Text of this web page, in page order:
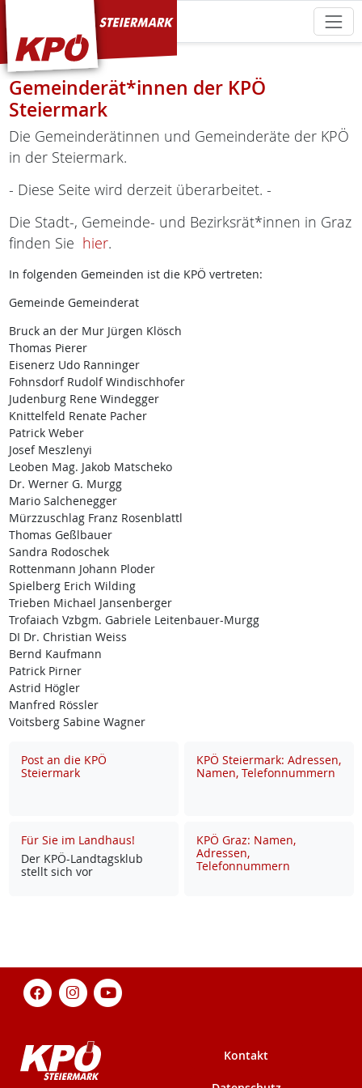
KPÖ Steiermark
Gemeinderät*innen der KPÖ
Steiermark
Die Gemeinderätinnen und Gemeinderäte der KPÖ
in der Steiermark.
- Diese Seite wird derzeit überarbeitet. -
Die Stadt-, Gemeinde- und Bezirksrät*innen in Graz
finden Sie hier.
In folgenden Gemeinden ist die KPÖ vertreten:
Gemeinde Gemeinderat
Bruck an der Mur Jürgen Klösch
Thomas Pierer
Eisenerz Udo Ranninger
Fohnsdorf Rudolf Windischhofer
Judenburg Rene Windegger
Knittelfeld Renate Pacher
Patrick Weber
Josef Meszlenyi
Leoben Mag. Jakob Matscheko
Dr. Werner G. Murgg
Mario Salchenegger
Mürzzuschlag Franz Rosenblattl
Thomas Geßlbauer
Sandra Rodoschek
Rottenmann Johann Ploder
Spielberg Erich Wilding
Trieben Michael Jansenberger
Trofaiach Vzbgm. Gabriele Leitenbauer-Murgg
DI Dr. Christian Weiss
Bernd Kaufmann
Patrick Pirner
Astrid Högler
Manfred Rössler
Voitsberg Sabine Wagner
Post an die KPÖ
Steiermark
KPÖ Steiermark: Adressen,
Namen, Telefonnummern
Für Sie im Landhaus!
Der KPÖ-Land­tags­klub
stellt sich vor
KPÖ Graz: Namen,
Adressen,
Telefonnummern
Kontakt